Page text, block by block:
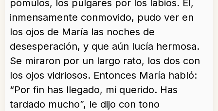
pómulos, los pulgares por los labios. Él,
inmensamente conmovido, pudo ver en
los ojos de María las noches de
desesperación, y que aún lucía hermosa.
Se miraron por un largo rato, los dos con
los ojos vidriosos. Entonces María habló:
“Por fin has llegado, mi querido. Has
tardado mucho”, le dijo con tono